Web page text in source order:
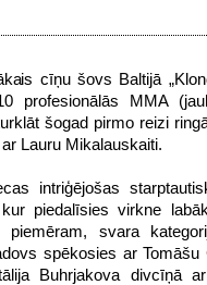
cīņu šovs Baltijā
profesionālās MMA
šogad pirmo reizi
Lauru Mikalauskaiti.
intriģējošas
piedalīsies virkne
svara
spēkosies ar Tomāšu
Buhrjakova divcīņā